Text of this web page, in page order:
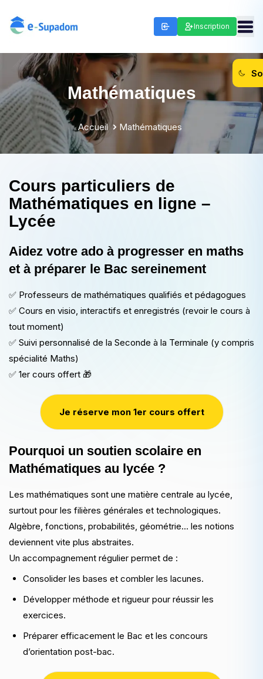
Inscription
Mathématiques
Accueil Mathématiques
Cours particuliers de
Mathématiques en ligne –
Lycée
Aidez votre ado à progresser en maths
et à préparer le Bac sereinement
✅ Professeurs de mathématiques qualifiés et pédagogues
✅ Cours en visio, interactifs et enregistrés (revoir le cours à
tout moment)
✅ Suivi personnalisé de la Seconde à la Terminale (y compris
spécialité Maths)
✅ 1er cours offert 🎁
Je réserve mon 1er cours offert
Pourquoi un soutien scolaire en
Mathématiques au lycée ?
Les mathématiques sont une matière centrale au lycée,
surtout pour les filières générales et technologiques.
Algèbre, fonctions, probabilités, géométrie… les notions
deviennent vite plus abstraites.
Un accompagnement régulier permet de :
Consolider les bases et combler les lacunes.
Développer méthode et rigueur pour réussir les
exercices.
Préparer efficacement le Bac et les concours
d’orientation post-bac.